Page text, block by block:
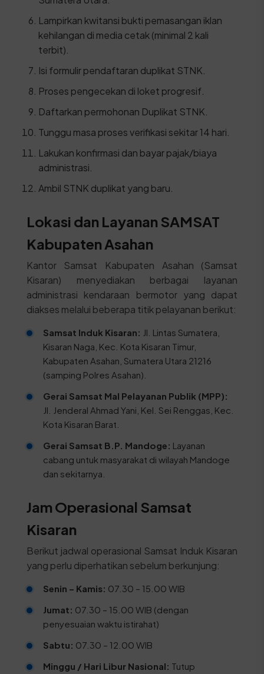
Lampirkan kwitansi bukti pemasangan iklan
kehilangan di media cetak (minimal 2 kali
terbit).
Isi formulir pendaftaran duplikat STNK.
Proses pengecekan di loket progresif.
Daftarkan permohonan Duplikat STNK.
Tunggu masa proses verifikasi sekitar 14 hari.
Lakukan konfirmasi dan bayar pajak/biaya
administrasi.
Ambil STNK duplikat yang baru.
Lokasi dan Layanan SAMSAT
Kabupaten Asahan
Kantor Samsat Kabupaten Asahan (Samsat
Kisaran) menyediakan berbagai layanan
administrasi kendaraan bermotor yang dapat
diakses melalui beberapa titik pelayanan berikut:
Samsat Induk Kisaran: Jl. Lintas Sumatera,
Kisaran Naga, Kec. Kota Kisaran Timur,
Kabupaten Asahan, Sumatera Utara 21216
(samping Polres Asahan).
Gerai Samsat Mal Pelayanan Publik (MPP):
Jl. Jenderal Ahmad Yani, Kel. Sei Renggas, Kec.
Kota Kisaran Barat.
Gerai Samsat B.P. Mandoge: Layanan
cabang untuk masyarakat di wilayah Mandoge
dan sekitarnya.
Jam Operasional Samsat
Kisaran
Berikut jadwal operasional Samsat Induk Kisaran
yang perlu diperhatikan sebelum berkunjung:
Senin – Kamis: 07.30 – 15.00 WIB
Jumat: 07.30 – 15.00 WIB (dengan
penyesuaian waktu istirahat)
Sabtu: 07.30 – 12.00 WIB
Minggu / Hari Libur Nasional: Tutup